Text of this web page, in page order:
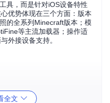
具，而是针对iOS设备特性
优势体现在三个方面：版本
的全系列Minecraft版本；模
等主流加载器；操作适
外接设备支持。
全文